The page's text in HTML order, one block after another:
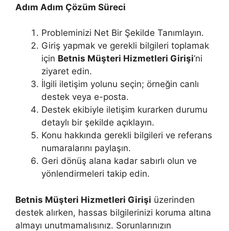
Adım Adım Çözüm Süreci
Probleminizi Net Bir Şekilde Tanımlayın.
Giriş yapmak ve gerekli bilgileri toplamak
için Betnis Müşteri Hizmetleri Girişi’ni
ziyaret edin.
İlgili iletişim yolunu seçin; örneğin canlı
destek veya e-posta.
Destek ekibiyle iletişim kurarken durumu
detaylı bir şekilde açıklayın.
Konu hakkında gerekli bilgileri ve referans
numaralarını paylaşın.
Geri dönüş alana kadar sabırlı olun ve
yönlendirmeleri takip edin.
Betnis Müşteri Hizmetleri Girişi üzerinden
destek alırken, hassas bilgilerinizi koruma altına
almayı unutmamalısınız. Sorunlarınızın